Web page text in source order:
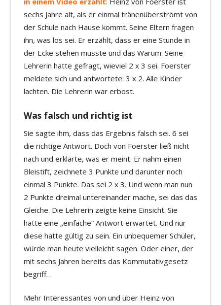
sechs Jahre alt, als er einmal tränenüberströmt von
der Schule nach Hause kommt. Seine Eltern fragen
ihn, was los sei. Er erzählt, dass er eine Stunde in
der Ecke stehen musste und das Warum: Seine
Lehrerin hatte gefragt, wieviel 2 x 3 sei. Foerster
meldete sich und antwortete: 3 x 2. Alle Kinder
lachten. Die Lehrerin war erbost.
Was falsch und richtig ist
Sie sagte ihm, dass das Ergebnis falsch sei. 6 sei
die richtige Antwort. Doch von Foerster ließ nicht
nach und erklärte, was er meint. Er nahm einen
Bleistift, zeichnete 3 Punkte und darunter noch
einmal 3 Punkte. Das sei 2 x 3. Und wenn man nun
2 Punkte dreimal untereinander mache, sei das das
Gleiche. Die Lehrerin zeigte keine Einsicht. Sie
hatte eine „einfache“ Antwort erwartet. Und nur
diese hatte gültig zu sein. Ein unbequemer Schüler,
würde man heute vielleicht sagen. Oder einer, der
mit sechs Jahren bereits das Kommutativgesetz
begriff…
Mehr Interessantes von und über Heinz von